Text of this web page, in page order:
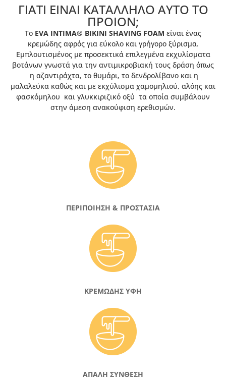
ΓΙΑΤΙ ΕΙΝΑΙ ΚΑΤΑΛΛΗΛΟ ΑΥΤΟ ΤΟ
ΠΡΟIΟΝ;
Tο EVA INTIMA® BIKINI SHAVING FOAM είναι ένας
κρεμώδης αφρός για εύκολο και γρήγορο ξύρισμα.
Εμπλουτισμένος με προσεκτικά επιλεγμένα εκχυλίσματα
βοτάνων γνωστά για την αντιμικροβιακή τους δράση όπως
η αζαντιράχτα, το θυμάρι, το δενδρολίβανο και η
μαλαλεύκα καθώς και με εκχύλισμα χαμομηλιού, αλόης και
φασκόμηλου και γλυκκιριζικό οξύ τα οποία συμβάλουν
στην άμεση ανακούφιση ερεθισμών.
ΠΕΡΙΠΟΙΗΣΗ & ΠΡΟΣΤΑΣΙΑ
KΡΕΜΩΔΗΣ ΥΦΗ
ΑΠΑΛΗ ΣΥΝΘΕΣΗ